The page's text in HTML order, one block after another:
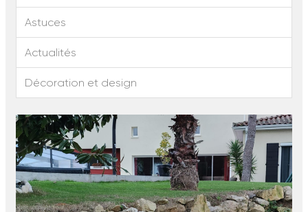
Astuces
Actualités
Décoration et design